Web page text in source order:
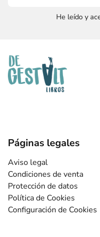
He leído y
Páginas legales
Aviso legal
Condiciones de venta
Protección de datos
Política de Cookies
Configuración de Cookies